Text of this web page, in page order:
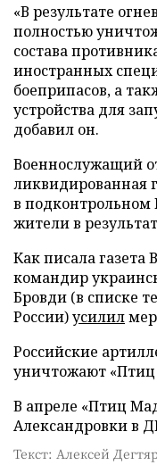
«В результате
полностью
состава
иностранных
боеприпасов, а
устройства для
добавил он.
Военнослужащий
ликвидированная
в
жители в
Как писала
командир
Бровди (в списке
России)усилил
Российские
уничтожают
В апреле «Птиц
Александровки в
Текст: Алексей